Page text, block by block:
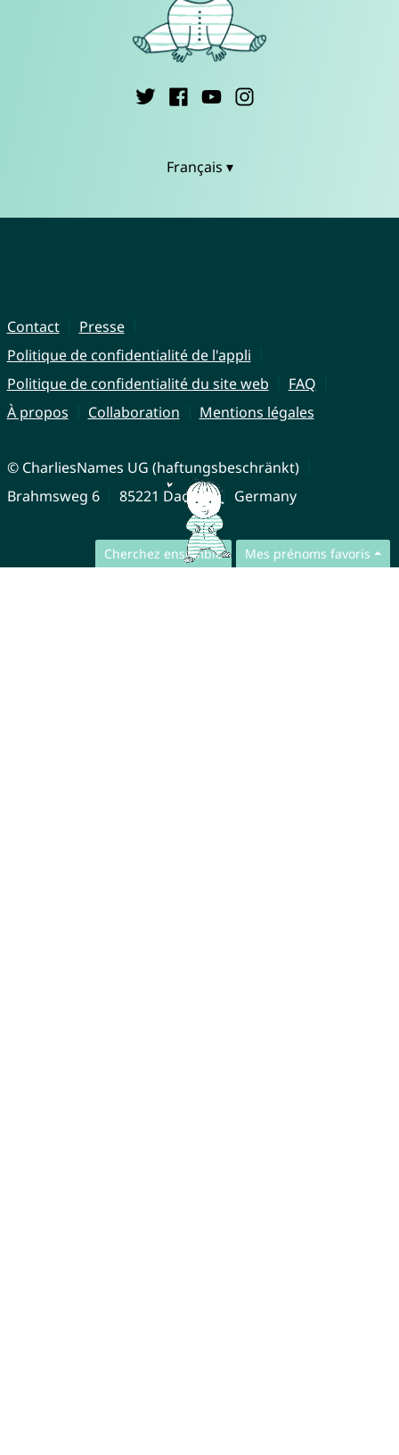
Cherchez ensemble Mes prénoms favoris
Français ▾
Contact
Presse
Politique de confidentialité de l'appli
Politique de confidentialité du site web
FAQ
À propos
Collaboration Mentions légales
© CharliesNames UG (haftungsbeschränkt)
Brahmsweg 6
85221 Dachau Germany